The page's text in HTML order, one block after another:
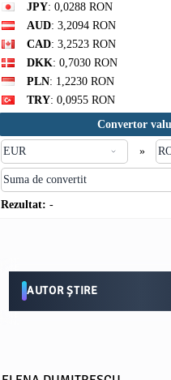
JPY: 0,0288 RON
AUD: 3,2094 RON
CAD: 3,2523 RON
DKK: 0,7030 RON
PLN: 1,2230 RON
TRY: 0,0955 RON
Convertor
»
Rezultat: -
AUTOR ȘTIRE